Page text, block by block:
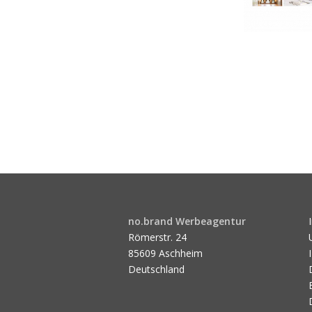
no.brand Werbeagentur
Römerstr. 24
85609 Aschheim
Deutschland